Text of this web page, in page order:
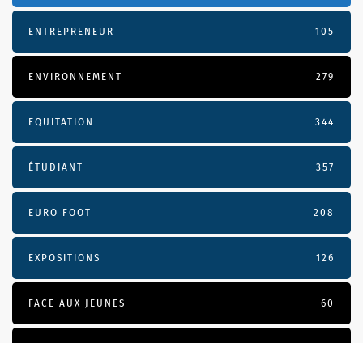
ENTREPRENEUR 105
ENVIRONNEMENT 279
EQUITATION 344
ÉTUDIANT 357
EURO FOOT 208
EXPOSITIONS 126
FACE AUX JEUNES 60